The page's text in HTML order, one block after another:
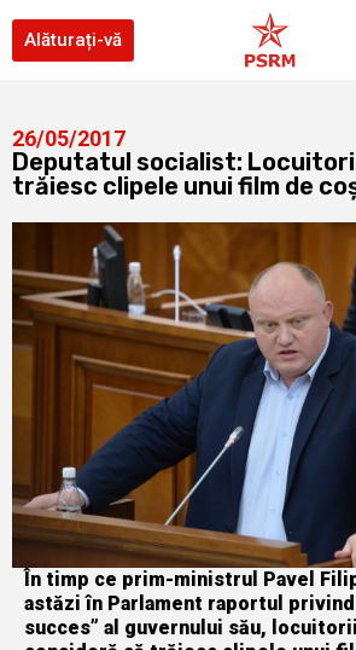
Alăturați-vă
26/05/2017
Deputatul socialist:
trăiesc clipele unui film de
În timp ce prim-ministrul Pavel
astăzi în Parlament raportul
succes” al guvernului său,